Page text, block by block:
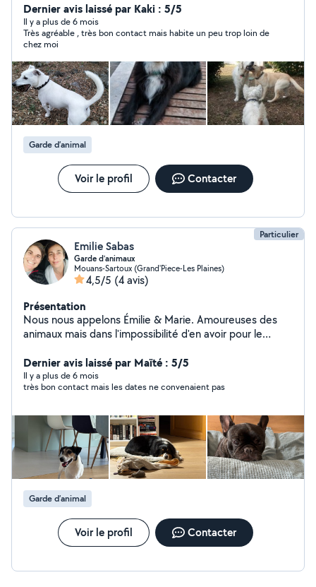
un écrin de verdure environnant, proche forêt et rivière..
J'adore me balader en forêt Mon terrain de jeux c'est la
Brague et la foret Valbonnaise. Souvent en balade et
surtout je m'adapte au type de chien évidemment: les
sportifs, les endurants ou bien les tranquilles ou encore
les paisibles au bord de ma.piscine ou simplement à
jouer dans mon jardin clôturé et sécurisé. Ils s'intègrent
completement à notre famille aimante. Au plaisir de
garder vos animaux durant votre absence et ainsi de les
chouchouter choyer et avoir une attitude bienveillante
le temps de votre absence pour leur offrir des vacances
inoubliables . Je suis tout à fait capable de les soigner,
située proche d'un cabinet vétérinaire si besoin de
réagir rapidement. Je n'en prends plus que 1 à 2 . A
Dernier avis laissé par Kaki : 5/5
Il y a plus de 6 mois
Très agréable , très bon contact mais habite un peu trop loin de
chez moi
Garde d’animal
Voir le profil Contacter
Particulier
Emilie Sabas
Garde d’animaux
Mouans-Sartoux (Grand'Piece-Les Plaines)
4,5/5 (4 avis)
Présentation
Nous nous appelons Émilie & Marie. Amoureuses des
animaux mais dans l'impossibilité d'en avoir pour le
boule de poils en votre absence. Étudiante en
ostéopathie animale et titulaires de l'Acaced, nous
gardons vos loulous depuis maintenant 2 ans à notre
comme terrain de jeux.
Dernier avis laissé par Maïté : 5/5
Il y a plus de 6 mois
très bon contact mais les dates ne convenaient pas
Garde d’animal
Voir le profil Contacter